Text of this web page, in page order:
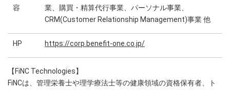
容
業、購買・精算代行事業、パーソナル事業、
CRM(Customer Relationship Management)事業 他
HP https://corp.benefit-one.co.jp/
【FiNC Technologies】
FiNCは、管理栄養士や理学療法士等の健康領域の資格保有者、ト